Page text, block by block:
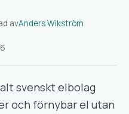
avAnders Wikström
svenskt elbolag
och förnybar el utan